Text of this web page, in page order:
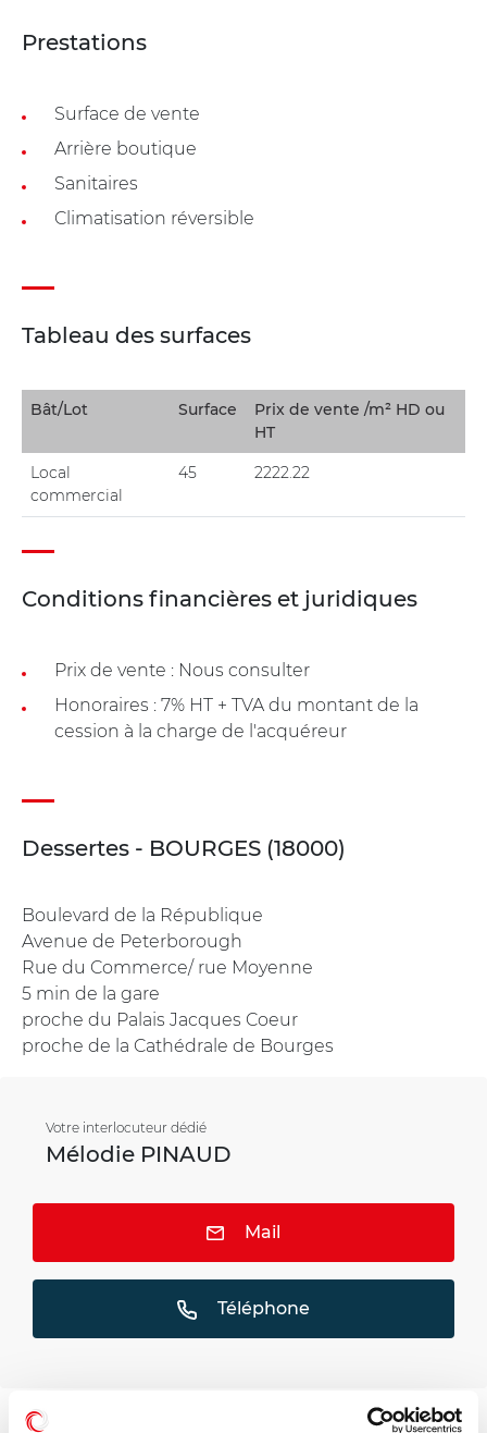
Prestations
Surface de vente
Arrière boutique
Sanitaires
Climatisation réversible
Tableau des surfaces
Bât/Lot Surface
Prix de vente /m² HD ou
HT
Local
commercial
45 2222.22
Conditions financières et juridiques
Prix de vente : Nous consulter
Honoraires : 7% HT + TVA du montant de la
cession à la charge de l'acquéreur
Dessertes - BOURGES (18000)
Boulevard de la République
Avenue de Peterborough
Rue du Commerce/ rue Moyenne
5 min de la gare
proche du Palais Jacques Coeur
proche de la Cathédrale de Bourges
Votre interlocuteur dédié
Mélodie PINAUD
Mail
Téléphone